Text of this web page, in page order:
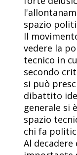
spazio
Il
vedere la
tecnico in
secondo
si può
dibattito
generale si
spazio
chi fa
Al